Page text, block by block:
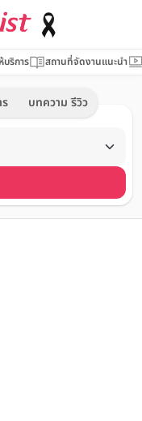
บริการ สถานที่จัดงานแนะนำ
บทความ รีวิว